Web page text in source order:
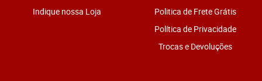
Indique nossa Loja
Politica de Frete Grátis
Política de Privacidade
Trocas e Devoluções